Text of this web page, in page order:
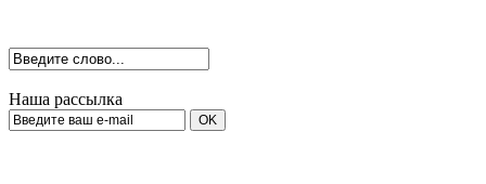
Наша рассылка